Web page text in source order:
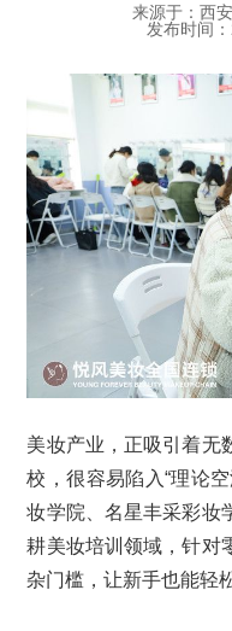
来源于：西
发布时间
美妆产业，正吸引着无
校，很容易陷入“理论
妆学院、名星丰采彩妆
耕美妆培训领域，针对
杂门槛，让新手也能轻